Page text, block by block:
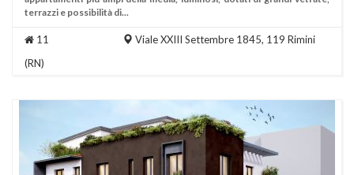
terrazzi e possibilità di...
11 Viale XXIII Settembre 1845, 119 Rimini
(RN)